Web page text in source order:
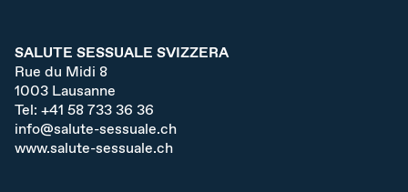
SALUTE SESSUALE SVIZZERA
Rue du Midi 8
1003 Lausanne
Tel: +41 58 733 36 36
info@salute-sessuale.ch
www.salute-sessuale.ch